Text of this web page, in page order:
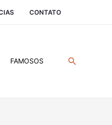
CONTATO
FAMOSOS Pesquisar